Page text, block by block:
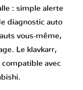
3 versions
1 version
: simple alerte
diagnostic auto
vous-même,
Le klavkarr,
avec